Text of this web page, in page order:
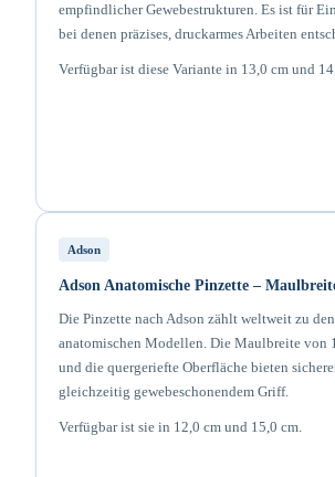
empfindlicher Gewebestrukturen. Es ist für
bei denen präzises, druckarmes Arbeiten
Verfügbar ist diese Variante in 13,0 cm und
Adson
Adson Anatomische Pinzette –
Die Pinzette nach Adson zählt weltweit zu
anatomischen Modellen. Die Maulbreite von
und die quergeriefte Oberfläche bieten
gleichzeitig gewebeschonendem Griff.
Verfügbar ist sie in 12,0 cm und 15,0 cm.